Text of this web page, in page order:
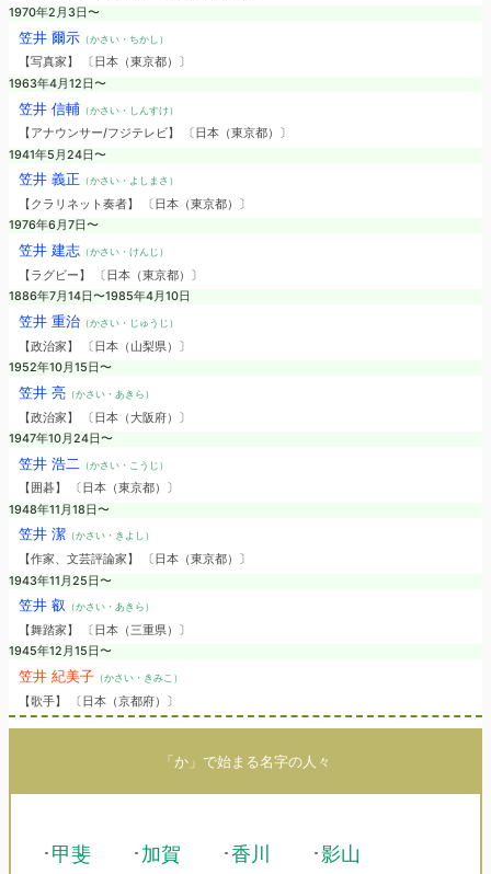
1970年2月3日〜
笠井 爾示（かさい・ちかし）
【写真家】 〔日本（東京都）〕
1963年4月12日〜
笠井 信輔 （かさい・しんすけ）
【アナウンサー/フジテレビ】 〔日本（東京都）〕
1941年5月24日〜
笠井 義正 （かさい・よしまさ）
【クラリネット奏者】 〔日本（東京都）〕
1976年6月7日〜
笠井 建志（かさい・けんじ）
【ラグビー】 〔日本（東京都）〕
1886年7月14日〜1985年4月10日
笠井 重治（かさい・じゅうじ）
【政治家】 〔日本（山梨県）〕
1952年10月15日〜
笠井 亮（かさい・あきら）
【政治家】 〔日本（大阪府）〕
1947年10月24日〜
笠井 浩二 （かさい・こうじ）
【囲碁】 〔日本（東京都）〕
1948年11月18日〜
笠井 潔（かさい・きよし）
【作家、文芸評論家】 〔日本（東京都）〕
1943年11月25日〜
笠井 叡 （かさい・あきら）
【舞踏家】 〔日本（三重県）〕
1945年12月15日〜
笠井 紀美子（かさい・きみこ）
【歌手】 〔日本（京都府）〕
「か」で始まる名字の人々
･甲斐 ･加賀 ･香川 ･影山